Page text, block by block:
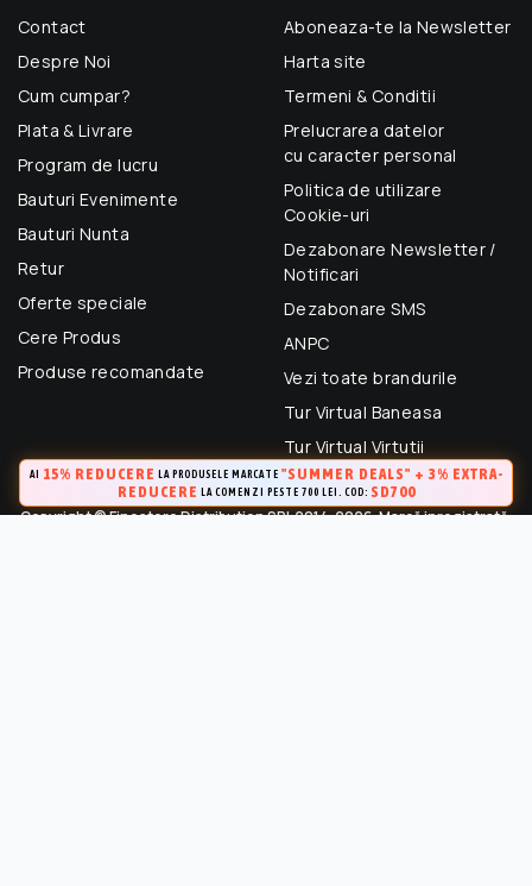
Contact
Despre Noi
Cum cumpar?
Plata & Livrare
Program de lucru
Bauturi Evenimente
Bauturi Nunta
Retur
Oferte speciale
Cere Produs
Produse recomandate
Aboneaza-te la Newsletter
Harta site
Termeni & Conditii
Prelucrarea datelor
cu caracter personal
Politica de utilizare
Cookie-uri
Dezabonare Newsletter /
Notificari
Dezabonare SMS
ANPC
Vezi toate brandurile
Tur Virtual Baneasa
Tur Virtual Virtutii
Copyright © Finestore Distribution SRL 2014-2026. Marcă inregistrată.
AI 15% REDUCERE LA PRODUSELE MARCATE "SUMMER DEALS" + 3% EXTRA-
REDUCERE LA COMENZI PESTE 700 LEI. COD: SD700